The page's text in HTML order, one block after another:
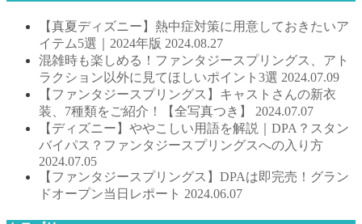
【真夏ディズニー】熱中症対策に用意しておきたいア
イテム5選｜2024年版 2024.08.27
混雑時も楽しめる！ファンタジースプリングス、アト
ラクション以外に見てほしいポイント3選 2024.07.09
【ファンタジースプリングス】キャストさんの新衣
装、7種類をご紹介！【全写真つき】 2024.07.07
【ディズニー】ややこしい用語を解説｜DPA？スタン
バイパス？ファンタジースプリングスへの入り方
2024.07.05
【ファンタジースプリングス】DPAは即完売！グラン
ドオープン当日レポート 2024.06.07